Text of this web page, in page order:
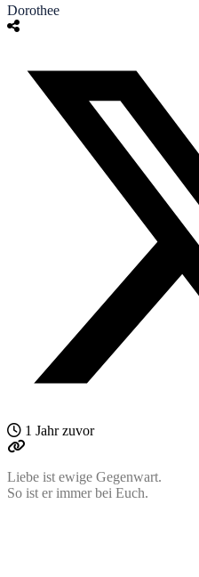
Dorothee
1 Jahr zuvor
Liebe ist ewige Gegenwart.
So ist er immer bei Euch.